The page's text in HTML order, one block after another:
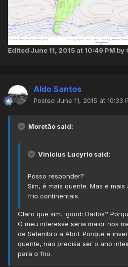
Edited June 11, 2015 at 10:49 PM by
Aldo Santos
Posted June 11, 2015 at 10:33
Moretão said:
Vinicius Lucyrio said:
Posso responder?
Sim, é mais quente. Mas é
frio continentais.
Claro que sim. :good: Dados?
O meu interesse seria maior nos
de Setembro a Abril. Porque é
quente, não precisa ser o ano
para o frio.